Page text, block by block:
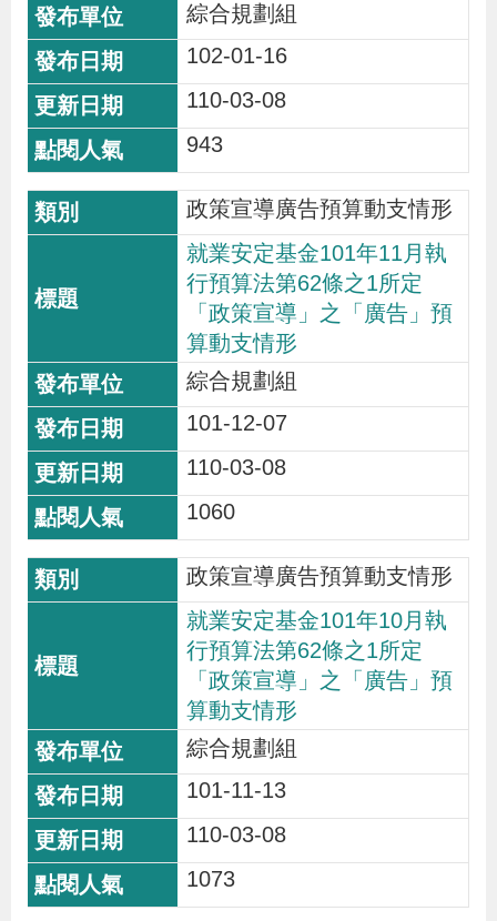
政
府
網
站
資
料
開
宣
檢
舉
貪
瀆
交
通
置
圖
綜合規劃組
102-01-16
110-03-08
943
政策宣導廣告預算動支情形
就業安定基金101年11月執
行預算法第62條之1所定
「政策宣導」之「廣告」預
算動支情形
綜合規劃組
101-12-07
110-03-08
1060
政策宣導廣告預算動支情形
就業安定基金101年10月執
行預算法第62條之1所定
「政策宣導」之「廣告」預
算動支情形
綜合規劃組
101-11-13
110-03-08
1073